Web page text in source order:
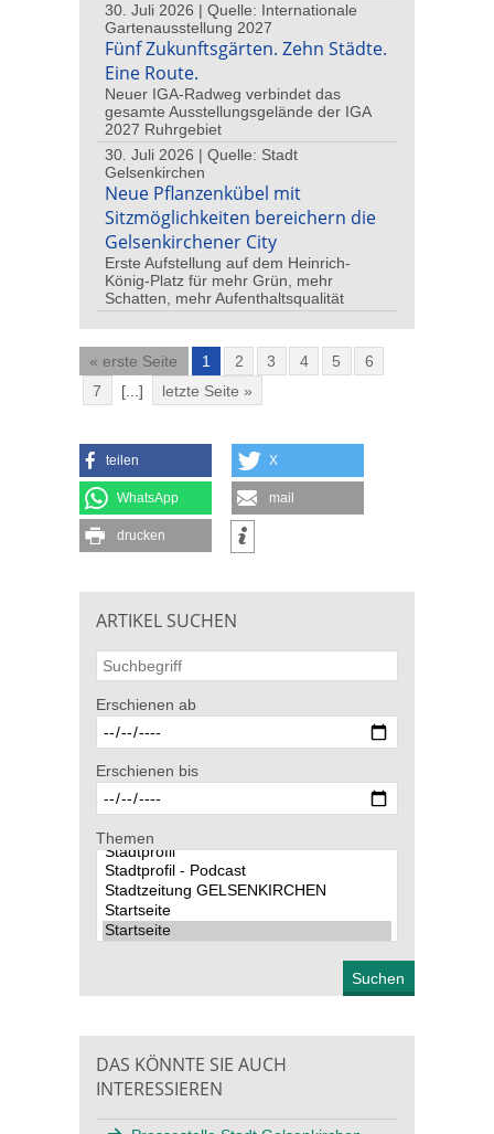
30. Juli 2026 | Quelle: Internationale
Gartenausstellung 2027
Fünf Zukunftsgärten. Zehn Städte.
Eine Route.
Neuer IGA-Radweg verbindet das
gesamte Ausstellungsgelände der IGA
2027 Ruhrgebiet
30. Juli 2026 | Quelle: Stadt
Gelsenkirchen
Neue Pflanzenkübel mit
Sitzmöglichkeiten bereichern die
Gelsenkirchener City
Erste Aufstellung auf dem Heinrich-
König-Platz für mehr Grün, mehr
Schatten, mehr Aufenthaltsqualität
« erste Seite 1 2 3 4 5
6
7
[...] letzte Seite »
teilen X
WhatsApp mail
drucken
ARTIKEL SUCHEN
Erschienen ab
Erschienen bis
Themen
DAS KÖNNTE SIE AUCH
INTERESSIEREN